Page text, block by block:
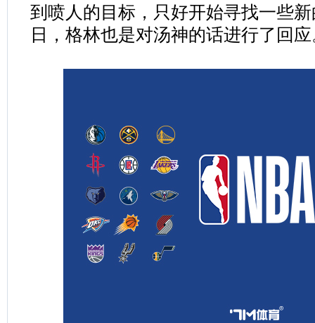
到喷人的目标，只好开始寻找一些
日，格林也是对汤神的话进行了回